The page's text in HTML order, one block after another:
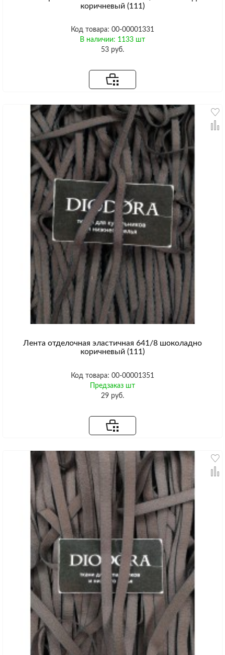
коричневый (111)
Код товара: 00-00001331
В наличии: 1133 шт
53 руб.
Лента отделочная эластичная 641/8 шоколадно
коричневый (111)
Код товара: 00-00001351
Предзаказ шт
29 руб.